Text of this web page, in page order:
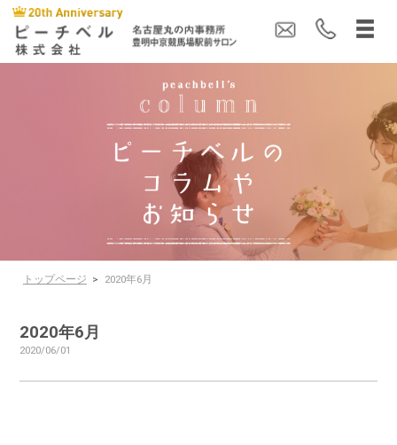
トップページ > 2020年6月
2020年6月
2020/06/01